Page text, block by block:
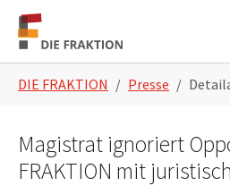
Zum Hauptinhalt springen
Skip to page footer
DIE FRAKTION Presse
Magistrat ignoriert
FRAKTION mit